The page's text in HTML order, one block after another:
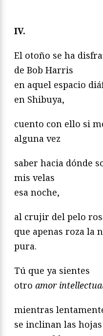
IV.
El otoño se ha
de Bob Harris
en aquel espacio
en Shibuya,
cuento con ello si
alguna vez
saber hacia dónde
mis velas
esa noche,
al crujir del pelo
que apenas roza la
pura.
Tú que ya sientes
otro amor
mientras
se inclinan las hojas